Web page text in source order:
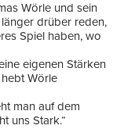
Wörle und sein
drüber reden,
Spiel haben, wo
eigenen Stärken
Wörle
man auf dem
uns Stark.“